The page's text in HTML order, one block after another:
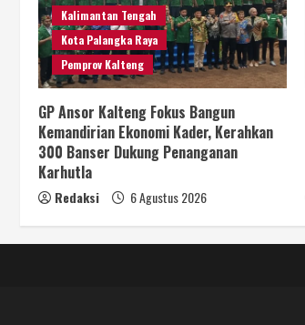
Kalimantan Tengah
Kota Palangka Raya
Pemprov Kalteng
GP Ansor Kalteng Fokus Bangun
Kemandirian Ekonomi Kader, Kerahkan
300 Banser Dukung Penanganan
Karhutla
Redaksi 6 Agustus 2026